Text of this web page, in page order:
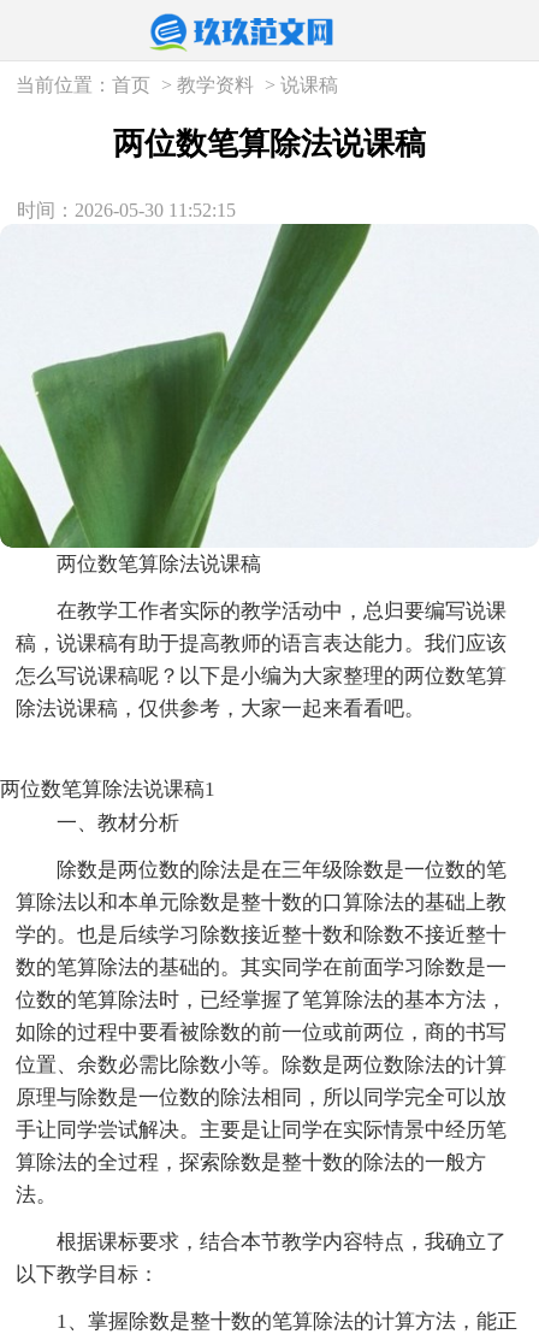
当前位置：首页 >教学资料 >说课稿
两位数笔算除法说课稿
时间：2026-05-30 11:52:15
两位数笔算除法说课稿
在教学工作者实际的教学活动中，总归要编写说课
稿，说课稿有助于提高教师的语言表达能力。我们应该
怎么写说课稿呢？以下是小编为大家整理的两位数笔算
除法说课稿，仅供参考，大家一起来看看吧。
两位数笔算除法说课稿1
一、教材分析
除数是两位数的除法是在三年级除数是一位数的笔
算除法以和本单元除数是整十数的口算除法的基础上教
学的。也是后续学习除数接近整十数和除数不接近整十
数的笔算除法的基础的。其实同学在前面学习除数是一
位数的笔算除法时，已经掌握了笔算除法的基本方法，
如除的过程中要看被除数的前一位或前两位，商的书写
位置、余数必需比除数小等。除数是两位数除法的计算
原理与除数是一位数的除法相同，所以同学完全可以放
手让同学尝试解决。主要是让同学在实际情景中经历笔
算除法的全过程，探索除数是整十数的除法的一般方
法。
根据课标要求，结合本节教学内容特点，我确立了
以下教学目标：
1、掌握除数是整十数的笔算除法的计算方法，能正